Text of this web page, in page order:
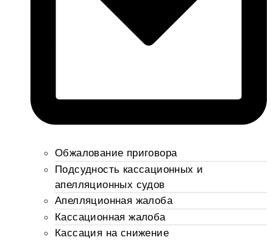
Обжалование приговора
Подсудность кассационных и
апелляционных судов
Апелляционная жалоба
Кассационная жалоба
Кассация на снижение